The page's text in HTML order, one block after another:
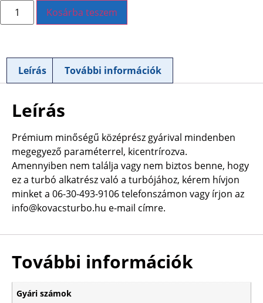
Kosárba teszem
Leírás További információk
Leírás
Prémium minőségű középrész gyárival mindenben
megegyező paraméterrel, kicentrírozva.
Amennyiben nem találja vagy nem biztos benne, hogy
ez a turbó alkatrész való a turbójához, kérem hívjon
minket a 06-30-493-9106 telefonszámon vagy írjon az
info@kovacsturbo.hu e-mail címre.
További információk
Gyári számok